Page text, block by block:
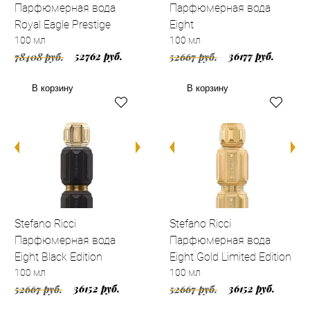
Парфюмерная вода
Royal Eagle Prestige
100 мл
78408 руб. 52762 руб.
В корзину
Парфюмерная вода
Eight
100 мл
52667 руб. 36177 руб.
В корзину
Stefano Ricci
Парфюмерная вода
Eight Black Edition
100 мл
52667 руб. 36152 руб.
Stefano Ricci
Парфюмерная вода
Eight Gold Limited Edition
100 мл
52667 руб. 36152 руб.